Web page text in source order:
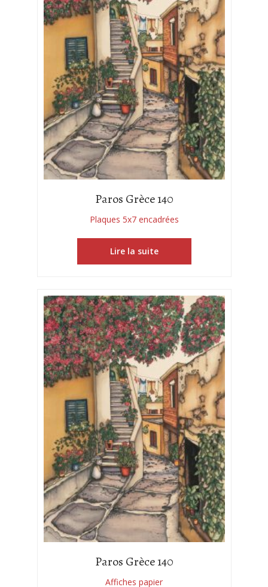
Paros Grèce 140
Plaques 5x7 encadrées
Lire la suite
Paros Grèce 140
Affiches papier